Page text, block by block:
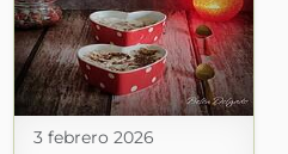
3 febrero 2026